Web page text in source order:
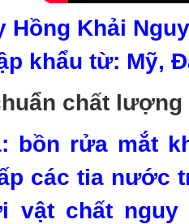
Hồng Khải
khẩu từ: Mỹ,
chất
bồn rửa mắt
các tia nước
vật chất